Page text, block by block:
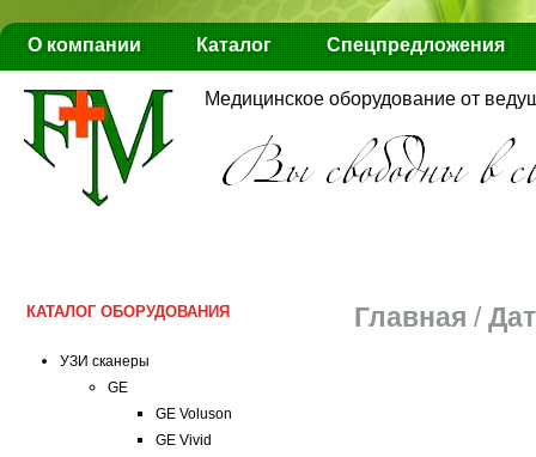
О компании Каталог Спецпредложения
Медицинское оборудование от
КАТАЛОГ ОБОРУДОВАНИЯ
УЗИ сканеры
GE
GE Voluson
GE Vivid
Главная /